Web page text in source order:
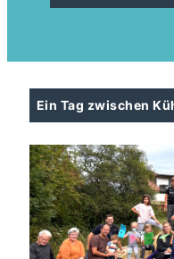
Ein Tag zwischen